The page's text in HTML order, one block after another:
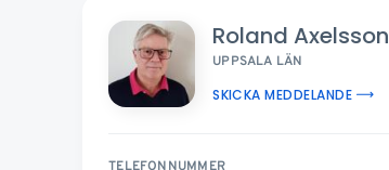
Roland Axelsson
UPPSALA LÄN
SKICKA MEDDELANDE